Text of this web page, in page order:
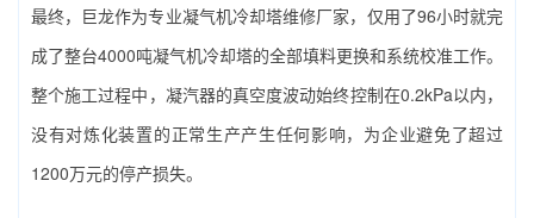
最终，巨龙作为专业‌凝气机冷却塔维修厂家‌，仅用了96小时就完
成了整台4000吨凝气机冷却塔的全部填料更换和系统校准工作。
整个施工过程中，凝汽器的真空度波动始终控制在0.2kPa以内，
没有对炼化装置的正常生产产生任何影响，为企业避免了超过
1200万元的停产损失。